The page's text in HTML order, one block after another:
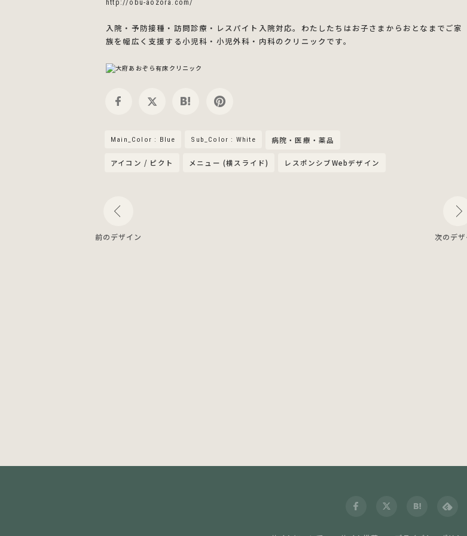
http://obu-aozora.com/
入院・予防接種・訪問診療・レスパイト入院対応。わたしたちはお子さまからおとなまでご家
族を幅広く支援する小児科・小児外科・内科のクリニックです。
Main_Color : Blue Sub_Color : White 病院・医療・薬品
アイコン / ピクト メニュー (横スライド) レスポンシブWebデザイン